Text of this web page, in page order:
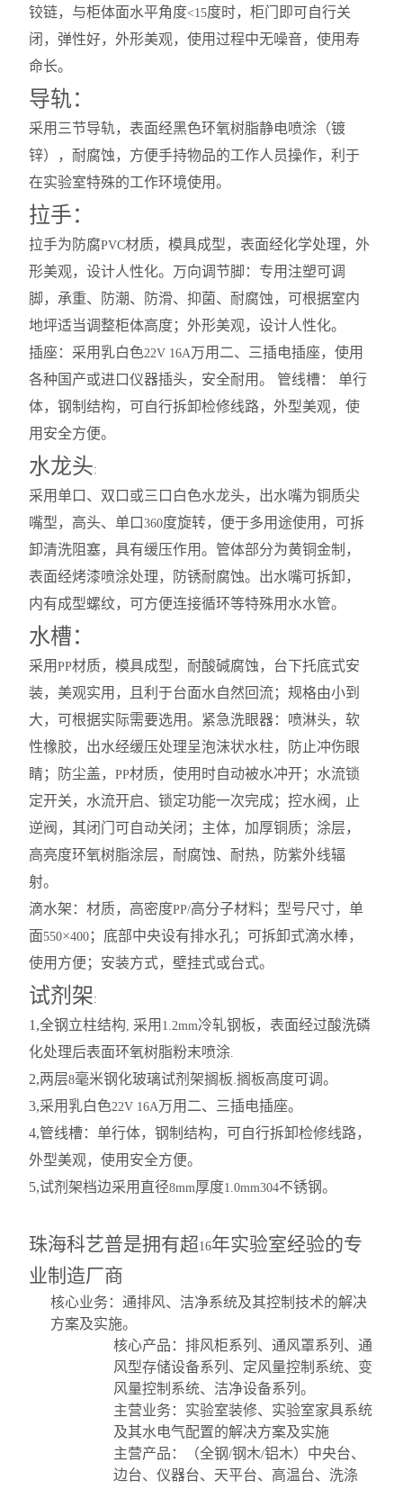
铰链，与柜体面水平角度<15度时，柜门即可自行关
闭，弹性好，外形美观，使用过程中无噪音，使用寿
命长。
导轨：
采用三节导轨，表面经黑色环氧树脂静电喷涂（镀
锌），耐腐蚀，方便手持物品的工作人员操作，利于
在实验室特殊的工作环境使用。
拉手：
拉手为防腐PVC材质，模具成型，表面经化学处理，外
形美观，设计人性化。万向调节脚：专用注塑可调
脚，承重、防潮、防滑、抑菌、耐腐蚀，可根据室内
地坪适当调整柜体高度；外形美观，设计人性化。
插座：采用乳白色22V 16A万用二、三插电插座，使用
各种国产或进口仪器插头，安全耐用。 管线槽： 单行
体，钢制结构，可自行拆卸检修线路，外型美观，使
用安全方便。
水龙头:
采用单口、双口或三口白色水龙头，出水嘴为铜质尖
嘴型，高头、单口360度旋转，便于多用途使用，可拆
卸清洗阻塞，具有缓压作用。管体部分为黄铜金制，
表面经烤漆喷涂处理，防锈耐腐蚀。出水嘴可拆卸，
内有成型螺纹，可方便连接循环等特殊用水水管。
水槽：
采用PP材质，模具成型，耐酸碱腐蚀，台下托底式安
装，美观实用，且利于台面水自然回流；规格由小到
大，可根据实际需要选用。紧急洗眼器：喷淋头，软
性橡胶，出水经缓压处理呈泡沫状水柱，防止冲伤眼
睛；防尘盖，PP材质，使用时自动被水冲开；水流锁
定开关，水流开启、锁定功能一次完成；控水阀，止
逆阀，其闭门可自动关闭；主体，加厚铜质；涂层，
高亮度环氧树脂涂层，耐腐蚀、耐热，防紫外线辐
射。
滴水架：材质，高密度PP/高分子材料；型号尺寸，单
面550×400 ；底部中央设有排水孔；可拆卸式滴水棒，
使用方便；安装方式，壁挂式或台式。
试剂架:
1,全钢立柱结构, 采用 1.2mm冷轧钢板，表面经过酸洗磷
化处理后表面环氧树脂粉末喷涂.
2,两层8毫米钢化玻璃试剂架搁板.搁板高度可调。
3,采用乳白色22V 16A万用二、三插电插座。
4,管线槽：单行体，钢制结构，可自行拆卸检修线路，
外型美观，使用安全方便。
5,试剂架档边采用直径8mm厚度1.0mm304不锈钢。
珠海科艺普是拥有超16年实验室经验的专
业制造厂商
核心业务：通排风、洁净系统及其控制技术的解决
方案及实施。
核心产品：排风柜系列、通风罩系列、通
风型存储设备系列、定风量控制系统、变
风量控制系统、洁净设备系列。
主营业务：实验室装修、实验室家具系统
及其水电气配置的解决方案及实施
主营产品：（全钢/钢木/铝木）中央台、
边台、仪器台、天平台、高温台、洗涤